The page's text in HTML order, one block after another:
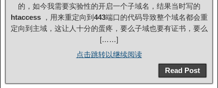
的，如今我需要实验性的开启一个子域名，结果当时写的
htaccess，用来重定向到 443端口的代码导致整个域名都会重
定向到主域，这让人十分的蛋疼，要么子域也要有证书，要么
[……]
点击跳转以继续阅读
Read Post